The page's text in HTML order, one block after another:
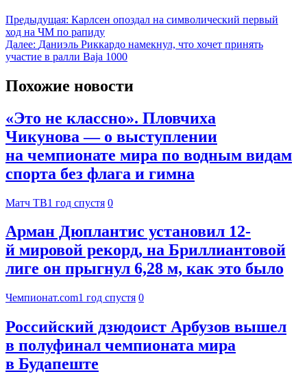
Предыдущая: Карлсен опоздал на символический первый
ход на ЧМ по рапиду
Далее: Даниэль Риккардо намекнул, что хочет принять
участие в ралли Baja 1000
Похожие новости
«Это не классно». Пловчиха
Чикунова — о выступлении
на чемпионате мира по водным видам
спорта без флага и гимна
Матч ТВ1 год спустя 0
Арман Дюплантис установил 12-
й мировой рекорд, на Бриллиантовой
лиге он прыгнул 6,28 м, как это было
Чемпионат.com1 год спустя 0
Российский дзюдоист Арбузов вышел
в полуфинал чемпионата мира
в Будапеште